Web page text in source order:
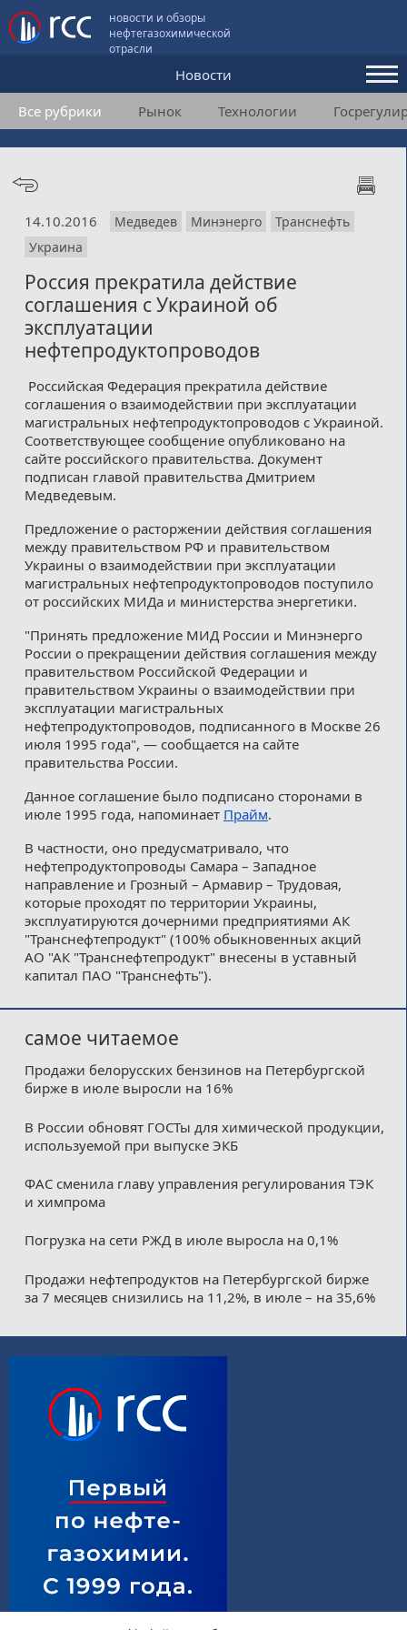
новости и обзоры
нефтегазохимической
отрасли
Новости
Аналитика и мнения
Конференции
Подписка
Пользовательское соглашение
Все рубрики Рынок Технологии
14.10.2016 Медведев Минэнерго
Транснефть
Украина
Россия прекратила действие
соглашения с Украиной об
эксплуатации
нефтепродуктопроводов
Российская Федерация прекратила действие
соглашения о взаимодействии при эксплуатации
магистральных нефтепродуктопроводов с Украиной.
Соответствующее сообщение опубликовано на
сайте российского правительства. Документ
подписан главой правительства Дмитрием
Медведевым.
Предложение о расторжении действия соглашения
между правительством РФ и правительством
Украины о взаимодействии при эксплуатации
магистральных нефтепродуктопроводов поступило
от российских МИДа и министерства энергетики.
"Принять предложение МИД России и Минэнерго
России о прекращении действия соглашения между
правительством Российской Федерации и
правительством Украины о взаимодействии при
эксплуатации магистральных
нефтепродуктопроводов, подписанного в Москве 26
июля 1995 года", — сообщается на сайте
правительства России.
Данное соглашение было подписано сторонами в
июле 1995 года, напоминает Прайм.
В частности, оно предусматривало, что
нефтепродуктопроводы Самара – Западное
направление и Грозный – Армавир – Трудовая,
которые проходят по территории Украины,
эксплуатируются дочерними предприятиями АК
"Транснефтепродукт" (100% обыкновенных акций
АО "АК "Транснефтепродукт" внесены в уставный
капитал ПАО "Транснефть").
самое читаемое
Продажи белорусских бензинов на Петербургской
бирже в июле выросли на 16%
В России обновят ГОСТы для химической продукции,
используемой при выпуске ЭКБ
ФАС сменила главу управления регулирования ТЭК
и химпрома
Погрузка на сети РЖД в июле выросла на 0,1%
Продажи нефтепродуктов на Петербургской бирже
за 7 месяцев снизились на 11,2%, в июле – на 35,6%